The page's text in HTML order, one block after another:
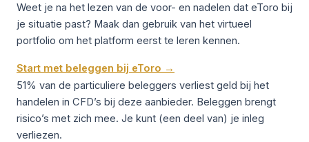
Weet je na het lezen van de voor- en nadelen dat eToro bij
je situatie past? Maak dan gebruik van het virtueel
portfolio om het platform eerst te leren kennen.
Start met beleggen bij eToro →
51% van de particuliere beleggers verliest geld bij het
handelen in CFD’s bij deze aanbieder. Beleggen brengt
risico’s met zich mee. Je kunt (een deel van) je inleg
verliezen.